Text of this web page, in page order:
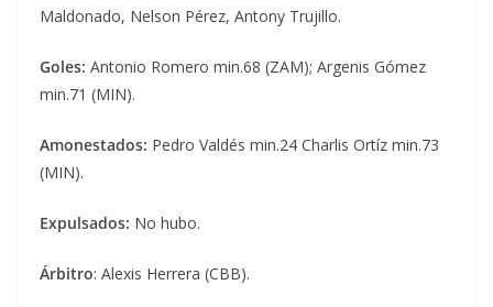
Maldonado, Nelson Pérez, Antony Trujillo.
Goles: Antonio Romero min.68 (ZAM); Argenis Gómez
min.71 (MIN).
Amonestados: Pedro Valdés min.24 Charlis Ortíz min.73
(MIN).
Expulsados: No hubo.
Árbitro: Alexis Herrera (CBB).